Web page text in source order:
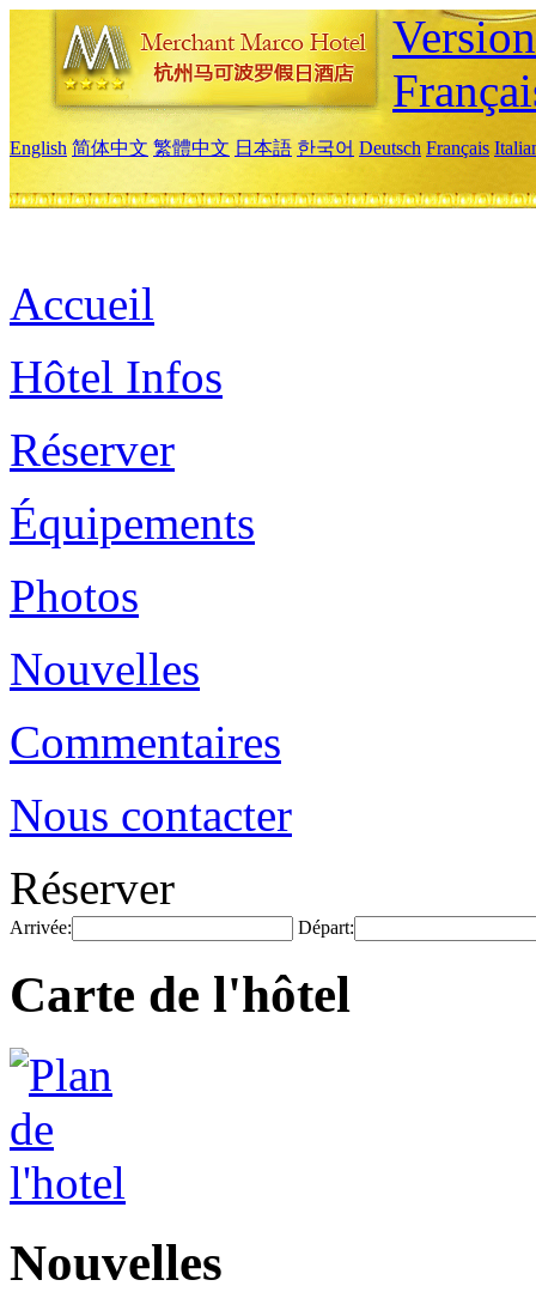
English 简体中文 繁體中文 日本語 한국어 Deutsch Français
Accueil
Hôtel Infos
Réserver
Équipements
Photos
Nouvelles
Commentaires
Nous contacter
Réserver
Arrivée: Départ:
Carte de l'hôtel
Nouvelles